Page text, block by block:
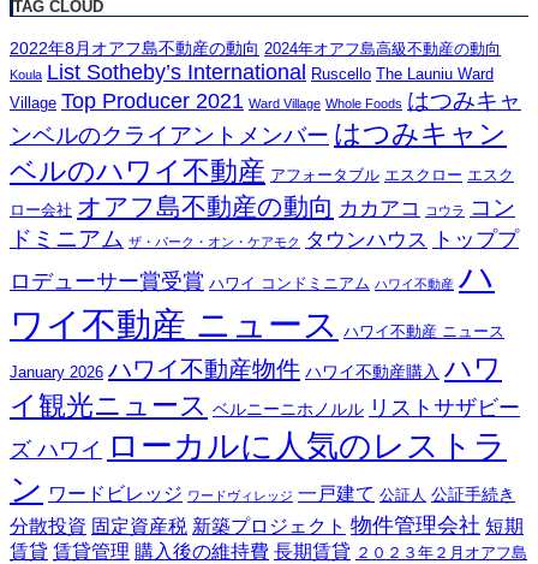
TAG CLOUD
2022年8月オアフ島不動産の動向 2024年オアフ島高級不動産の動向
Koula List Sotheby’s International Ruscello
The Launiu Ward
Village Top Producer 2021 Ward Village Whole Foods はつみキャ
ンベルのクライアントメンバー はつみキャン
ベルのハワイ不動産 アフォータブル エスクロー エスク
ロー会社 オアフ島不動産の動向 カカアコ コウラ
コン
ドミニアム ザ・パーク・オン・ケアモク タウンハウス
トッププ
ロデューサー賞受賞 ハワイ コンドミニアム ハワイ不動産 ハ
ワイ不動産 ニュース
ハワイ不動産 ニュース
January 2026 ハワイ不動産物件 ハワイ不動産購入 ハワ
イ観光ニュース ベルニーニホノルル リストサザビー
ズ ハワイ ローカルに人気のレストラ
ン ワードビレッジ ワードヴィレッジ 一戸建て 公証人 公証手続き
分散投資 固定資産税 新築プロジェクト 物件管理会社 短期
賃貸 賃貸管理 購入後の維持費 長期賃貸 ２０２３年２月オアフ島